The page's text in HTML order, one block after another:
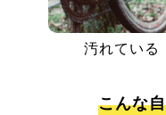
汚れている
こんな